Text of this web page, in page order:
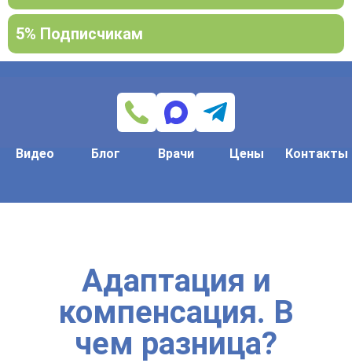
5% Подписчикам
Видео Блог Врачи Цены Контакты
Адаптация и
компенсация. В
чем разница?